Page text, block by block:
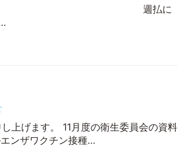
位 週払に
上げます。 11月度の衛生委員会の資料
ンザワクチン接種…